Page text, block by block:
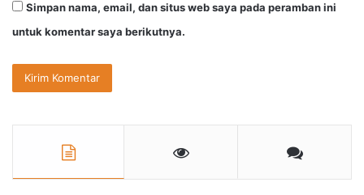
Simpan nama, email, dan situs web saya pada peramban ini
untuk komentar saya berikutnya.